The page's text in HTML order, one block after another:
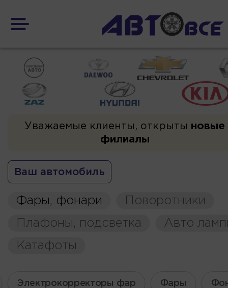
Уважаемые клиенты, открыты новые
филиалы
Ваш автомобиль
Фары, фонари
Поворотники
Плафоны, подсветка
Авто
Катафоты
Электрокорректоры фар Фары